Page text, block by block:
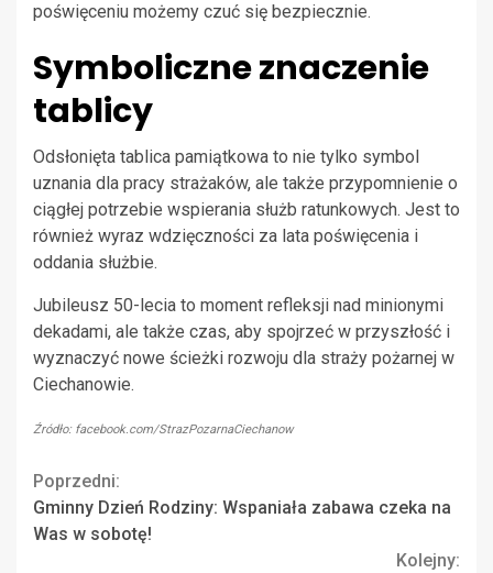
poświęceniu możemy czuć się bezpiecznie.
Symboliczne znaczenie
tablicy
Odsłonięta tablica pamiątkowa to nie tylko symbol
uznania dla pracy strażaków, ale także przypomnienie o
ciągłej potrzebie wspierania służb ratunkowych. Jest to
również wyraz wdzięczności za lata poświęcenia i
oddania służbie.
Jubileusz 50-lecia to moment refleksji nad minionymi
dekadami, ale także czas, aby spojrzeć w przyszłość i
wyznaczyć nowe ścieżki rozwoju dla straży pożarnej w
Ciechanowie.
Źródło: facebook.com/StrazPozarnaCiechanow
Continue
Reading
Poprzedni:
Gminny Dzień Rodziny: Wspaniała zabawa czeka na
Was w sobotę!
Kolejny: